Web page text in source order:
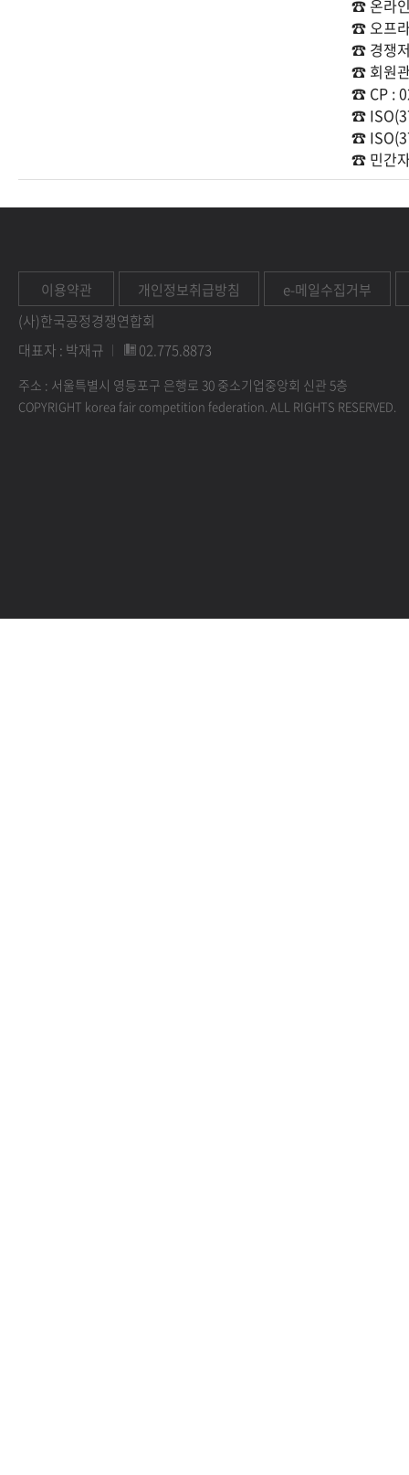
☎ 온라
☎ 오프
☎ 경쟁
☎ 회원
☎ CP :
☎
☎
☎ 민간
이용약관 개인정보취급방침
e-메일수집거부
(사)한국공정경쟁연합회
대표자 : 박재규
02.775.8873
주소 : 서울특별시 영등포구 은행로 30 중소기업중앙회 신관 5층
COPYRIGHT korea fair competition federation. ALL RIGHTS RESERVED.